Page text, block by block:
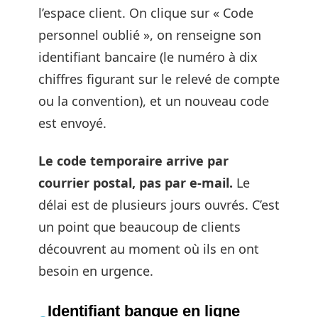
l’espace client. On clique sur « Code
personnel oublié », on renseigne son
identifiant bancaire (le numéro à dix
chiffres figurant sur le relevé de compte
ou la convention), et un nouveau code
est envoyé.
Le code temporaire arrive par
courrier postal, pas par e-mail. Le
délai est de plusieurs jours ouvrés. C’est
un point que beaucoup de clients
découvrent au moment où ils en ont
besoin en urgence.
Identifiant banque en ligne